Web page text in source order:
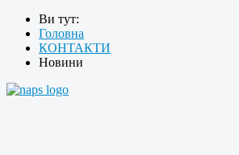
Ви тут:
Головна
КОНТАКТИ
Новини